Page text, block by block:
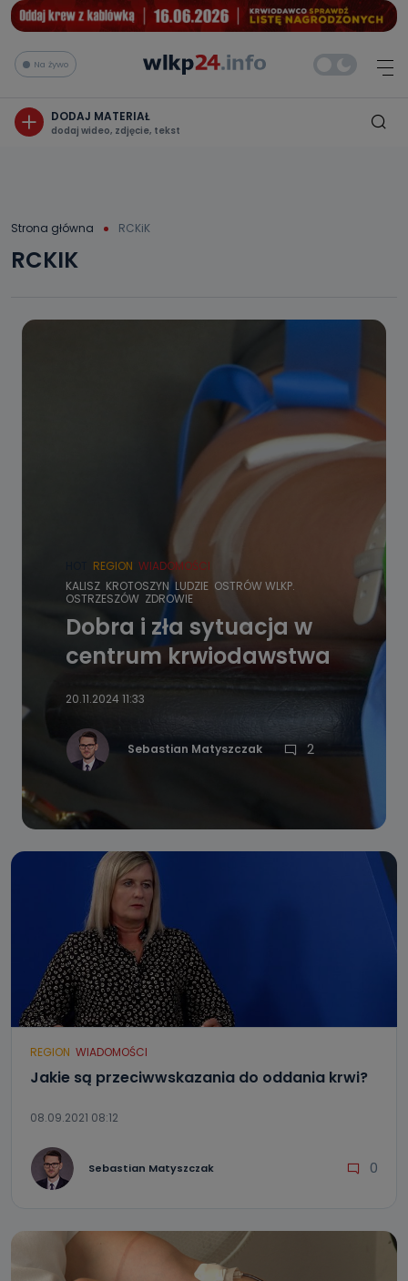
Na żywo
DODAJ MATERIAŁ
dodaj wideo, zdjęcie, tekst
Strona główna RCKiK
RCKIK
REGION WIADOMOŚCI
KALISZ KROTOSZYN LUDZIE OSTRÓW WLKP.
OSTRZESZÓW ZDROWIE
Dobra i zła sytuacja w
centrum krwiodawstwa
20.11.2024 11:33
Sebastian Matyszczak 2
REGION WIADOMOŚCI
Jakie są przeciwwskazania do oddania krwi?
08.09.2021 08:12
Sebastian Matyszczak 0